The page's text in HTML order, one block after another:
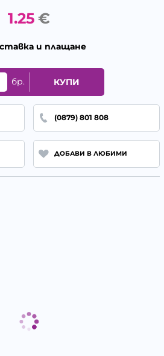
1.25 €
и плащане
бр. КУПИ
(0879) 801 808
ДОБАВИ В ЛЮБИМИ